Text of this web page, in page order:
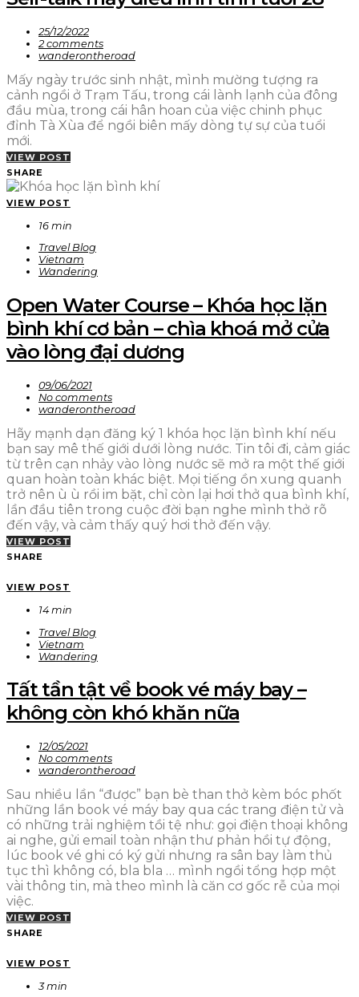
25/12/2022
2 comments
wanderontheroad
Mấy ngày trước sinh nhật, mình mường tượng ra
cảnh ngồi ở Trạm Tấu, trong cái lành lạnh của đông
đầu mùa, trong cái hân hoan của việc chinh phục
đỉnh Tà Xùa để ngồi biên mấy dòng tự sự của tuổi
mới.
VIEW POST
SHARE
VIEW POST
16 min
Travel Blog
Vietnam
Wandering
Open Water Course – Khóa học lặn
bình khí cơ bản – chìa khoá mở cửa
vào lòng đại dương
09/06/2021
No comments
wanderontheroad
Hãy mạnh dạn đăng ký 1 khóa học lặn bình khí nếu
bạn say mê thế giới dưới lòng nước. Tin tôi đi, cảm giác
từ trên cạn nhảy vào lòng nước sẽ mở ra một thế giới
quan hoàn toàn khác biệt. Mọi tiếng ồn xung quanh
trở nên ù ù rồi im bặt, chỉ còn lại hơi thở qua bình khí,
lần đầu tiên trong cuộc đời bạn nghe mình thở rõ
đến vậy, và cảm thấy quý hơi thở đến vậy.
VIEW POST
SHARE
VIEW POST
14 min
Travel Blog
Vietnam
Wandering
Tất tần tật về book vé máy bay –
không còn khó khăn nữa
12/05/2021
No comments
wanderontheroad
Sau nhiều lần “được” bạn bè than thở kèm bóc phốt
những lần book vé máy bay qua các trang điện tử và
có những trải nghiệm tồi tệ như: gọi điện thoại không
ai nghe, gửi email toàn nhận thư phản hồi tự động,
lúc book vé ghi có ký gửi nhưng ra sân bay làm thủ
tục thì không có, bla bla … mình ngồi tổng hợp một
vài thông tin, mà theo mình là căn cơ gốc rễ của mọi
việc.
VIEW POST
SHARE
VIEW POST
3 min